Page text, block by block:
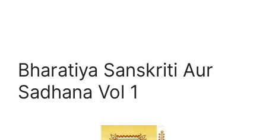
Bharatiya Sanskriti Aur
Sadhana Vol 1